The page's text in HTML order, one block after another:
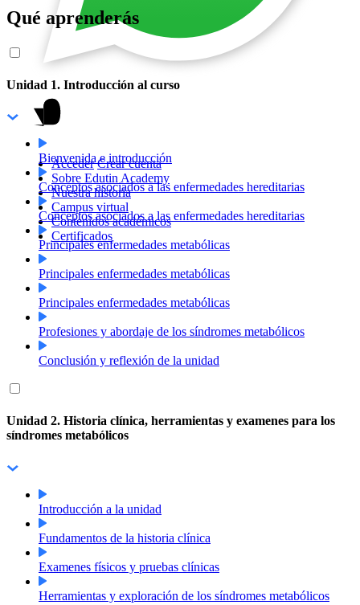
Acceder Crear cuenta
Sobre Edutin Academy
Nuestra historia
Campus virtual
Contenidos académicos
Certificados
Qué aprenderás
Unidad 1. Introducción al curso
Bienvenida e introducción
Conceptos asociados a las enfermedades hereditarias
Conceptos asociados a las enfermedades hereditarias
Principales enfermedades metabólicas
Principales enfermedades metabólicas
Principales enfermedades metabólicas
Profesiones y abordaje de los síndromes metabólicos
Conclusión y reflexión de la unidad
Unidad 2. Historia clínica, herramientas y examenes para los
síndromes metabólicos
Introducción a la unidad
Fundamentos de la historia clínica
Examenes físicos y pruebas clínicas
Herramientas y exploración de los síndromes metabólicos